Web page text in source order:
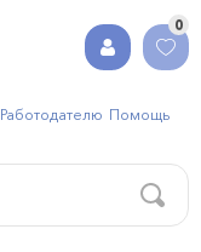
0
Работодателю Помощь